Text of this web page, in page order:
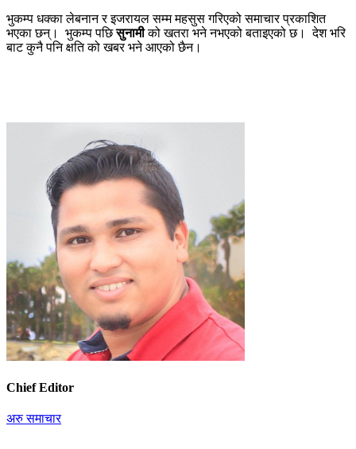
भुकम्प धक्का लेबनान र इजरायल सम्म महसुस गरिएको समाचार प्रकाशित
भएका छन्। भुकम्प पछिसुनामीको खतरा भने नभएको बताइएको छ। देश भरि
बाट कुनै पनि क्षति को खबर भने आएको छैन।
Chief Editor
अरु समाचार